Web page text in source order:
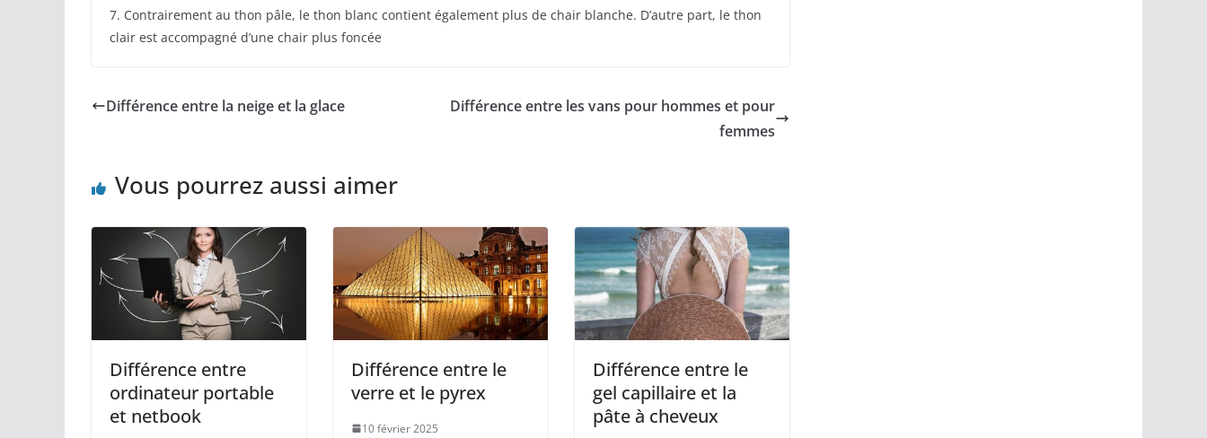
7. Contrairement au thon pâle, le thon blanc contient également plus de chair blanche. D’autre part, le thon
clair est accompagné d’une chair plus foncée
Différence entre la neige et la glace
Différence entre les vans pour hommes et pour
femmes
Vous pourrez aussi aimer
Différence entre
ordinateur portable
et netbook
Différence entre le
verre et le pyrex
10 février 2025
Différence entre le
gel capillaire et la
pâte à cheveux